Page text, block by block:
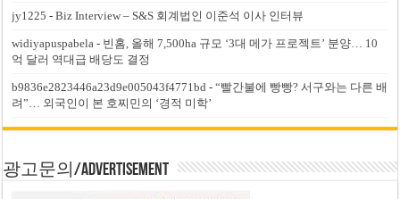
jy1225 -Biz Interview – S&S 회계법인 이준석 이사 인터뷰
widiyapuspabela - 빈홈, 올해 7,500ha 규모 ‘3대 메가 프로젝트’ 분양… 10
억 달러 역대급 배당도 결정
b9836e2823446a23d9e005043f4771bd -“빨간불에 빵빵? 서구와는 다른 배
려”… 외국인이 본 호찌민의 ‘경적 미학’
광고문의/Advertisement